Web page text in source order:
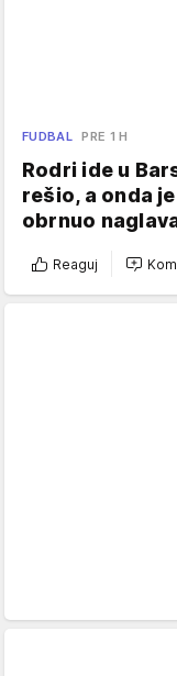
FUDBAL PRE 1 H
Rodri ide u
rešio, a onda
obrnuo
Reaguj